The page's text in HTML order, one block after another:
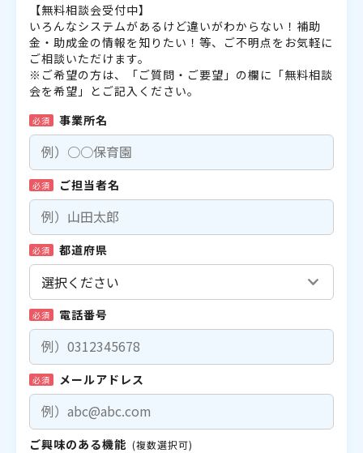
【無料相談会受付中】
いろんなシステムがあるけど違いがわからない！補助
金・助成金の情報を知りたい！等、ご不明点をお気軽に
ご相談いただけます。
※ご希望の方は、「ご質問・ご要望」の欄に「無料相談
会を希望」とご記入ください。
必須 事業所名
必須 ご担当者名
必須 都道府県
必須 電話番号
必須 メールアドレス
ご興味のある機能 (複数選択可)